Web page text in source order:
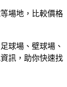
場地，比較價格
球場、壁球場、
訊，助你快速找